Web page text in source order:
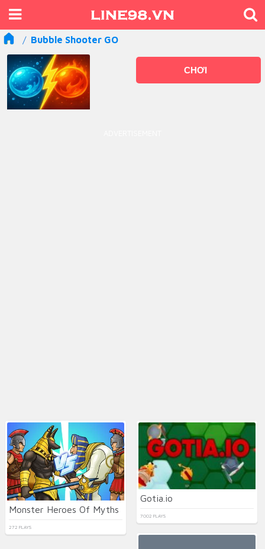
Bubble Shooter GO
CHƠI
Monster Heroes Of Myths
272 PLAYS
Gotia.io
7002 PLAYS